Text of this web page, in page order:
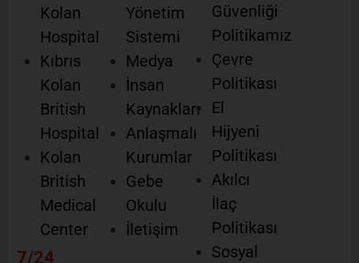
Kolan
Hospital
Kıbrıs
Kolan
British
Hospital
Kolan
British
Medical
Center
7/24
Yönetim
Sistemi
Medya
İnsan
Kaynakları
Anlaşmalı
Kurumlar
Gebe
Okulu
İletişim
Güvenliği
Politikamız
Çevre
Politikası
El
Hijyeni
Politikası
Akılcı
İlaç
Politikası
Sosyal